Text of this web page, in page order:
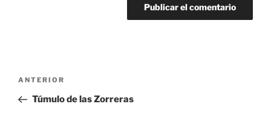
Navegación
entradas
Entrada
anterior:
ANTERIOR
Túmulo de las Zorreras